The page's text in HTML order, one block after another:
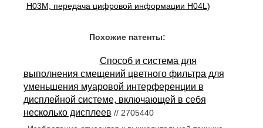
H03M; передача цифровой информации H04L)
Похожие патенты:
Способ и система для
выполнения смещений цветного фильтра для
уменьшения муаровой интерференции в
дисплейной системе, включающей в себя
несколько дисплеев // 2705440